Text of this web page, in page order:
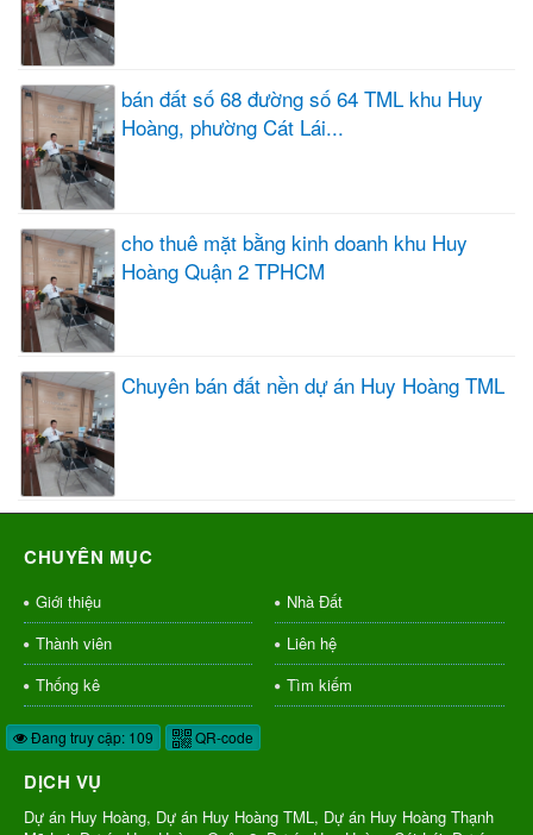
bán đất số 68 đường số 64 TML khu Huy
Hoàng, phường Cát Lái...
cho thuê mặt bằng kinh doanh khu Huy
Hoàng Quận 2 TPHCM
Chuyên bán đất nền dự án Huy Hoàng TML
CHUYÊN MỤC
Giới thiệu
Nhà Đất
Thành viên
Liên hệ
Thống kê
Tìm kiếm
Đang truy cập: 109 QR-code
DỊCH VỤ
Dự án Huy Hoàng, Dự án Huy Hoàng TML, Dự án Huy Hoàng Thạnh